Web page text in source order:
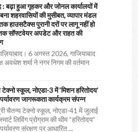
: बढ़ा हुआ गृहकर और जोनल कार्यालयों में
शहरवासियों की मुसीबत, व्यापार मंडल
हाउसटैक्स पुरानी दरों पर लागू नहीं हो
सॉफ्टवेयर अपडेट और राहत की
6 अगस्त 2026, गाजियाबाद
अवधेश शर्मा ने नगर निगम की वर्तमान
स्कूल, नोएडा-3 में ‘मिशन हरितोदय’
जागरूकता कार्यक्रम संपन्न
चैतन्य टेक्नो स्कूल, नोएडा-41 में जुलाई
लिविंग प्रोग्राम की थीम “हरितोदय”
संरक्षण पर आधारित ...